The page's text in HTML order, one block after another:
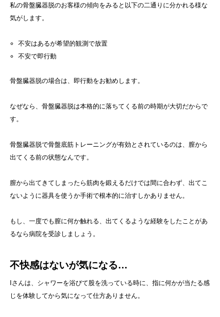
私の骨盤臓器脱のお客様の傾向をみると以下の二通りに分かれる様な
気がします。
不安はあるが希望的観測で放置
不安で即行動
骨盤臓器脱の場合は、即行動をお勧めします。
なぜなら、骨盤臓器脱は本格的に落ちてくる前の時期が大切だからで
す。
骨盤臓器脱で骨盤底筋トレーニングが有効とされているのは、膣から
出てくる前の状態なんです。
膣から出てきてしまったら筋肉を鍛えるだけでは間に合わず、出てこ
ないように器具を使うか手術で根本的に治すしかありません。
もし、一度でも膣に何か触れる、出てくるような経験をしたことがあ
るなら病院を受診しましょう。
不快感はないが気になる…
Iさんは、シャワーを浴びて股を洗っている時に、指に何かが当たる感
じを体験してから気になって仕方ありません。